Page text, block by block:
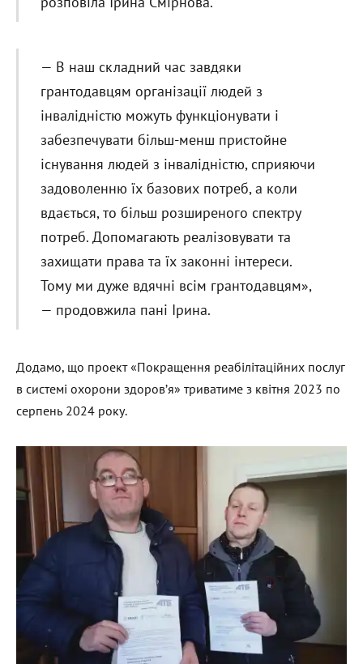
— В наш складний час завдяки
грантодавцям організації людей з
інвалідністю можуть функціонувати і
забезпечувати більш-менш пристойне
існування людей з інвалідністю, сприяючи
задоволенню їх базових потреб, а коли
вдається, то більш розширеного спектру
потреб. Допомагають реалізовувати та
захищати права та їх законні інтереси.
Тому ми дуже вдячні всім грантодавцям»,
— продовжила пані Ірина.
Додамо, що проект «Покращення реабілітаційних послуг
в системі охорони здоров’я» триватиме з квітня 2023 по
серпень 2024 року.